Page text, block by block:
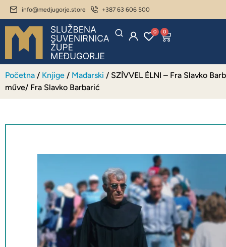
info@medjugorje.store +387 63 606 500
0 0
Početna / Knjige / Mađarski / SZÍVVEL ÉLNI – Fra Slavko
műve/ Fra Slavko Barbarić